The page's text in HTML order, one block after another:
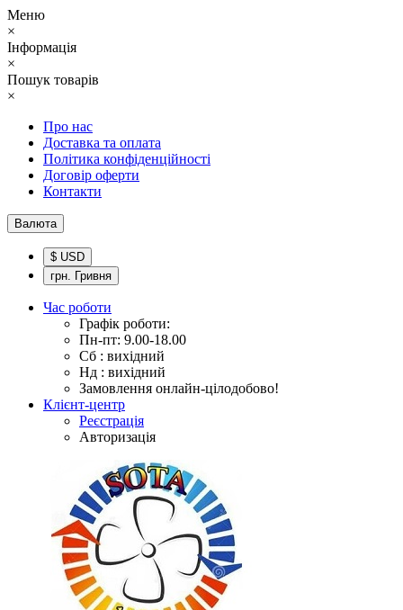
Меню
×
Інформація
×
Пошук товарів
×
Про нас
Доставка та оплата
Політика конфіденційності
Договір оферти
Контакти
Валюта
$ USD
грн. Гривня
Час роботи
Графік роботи:
Пн-пт: 9.00-18.00
Сб : вихідний
Нд : вихідний
Замовлення онлайн-цілодобово!
Клієнт-центр
Реєстрація
Авторизація